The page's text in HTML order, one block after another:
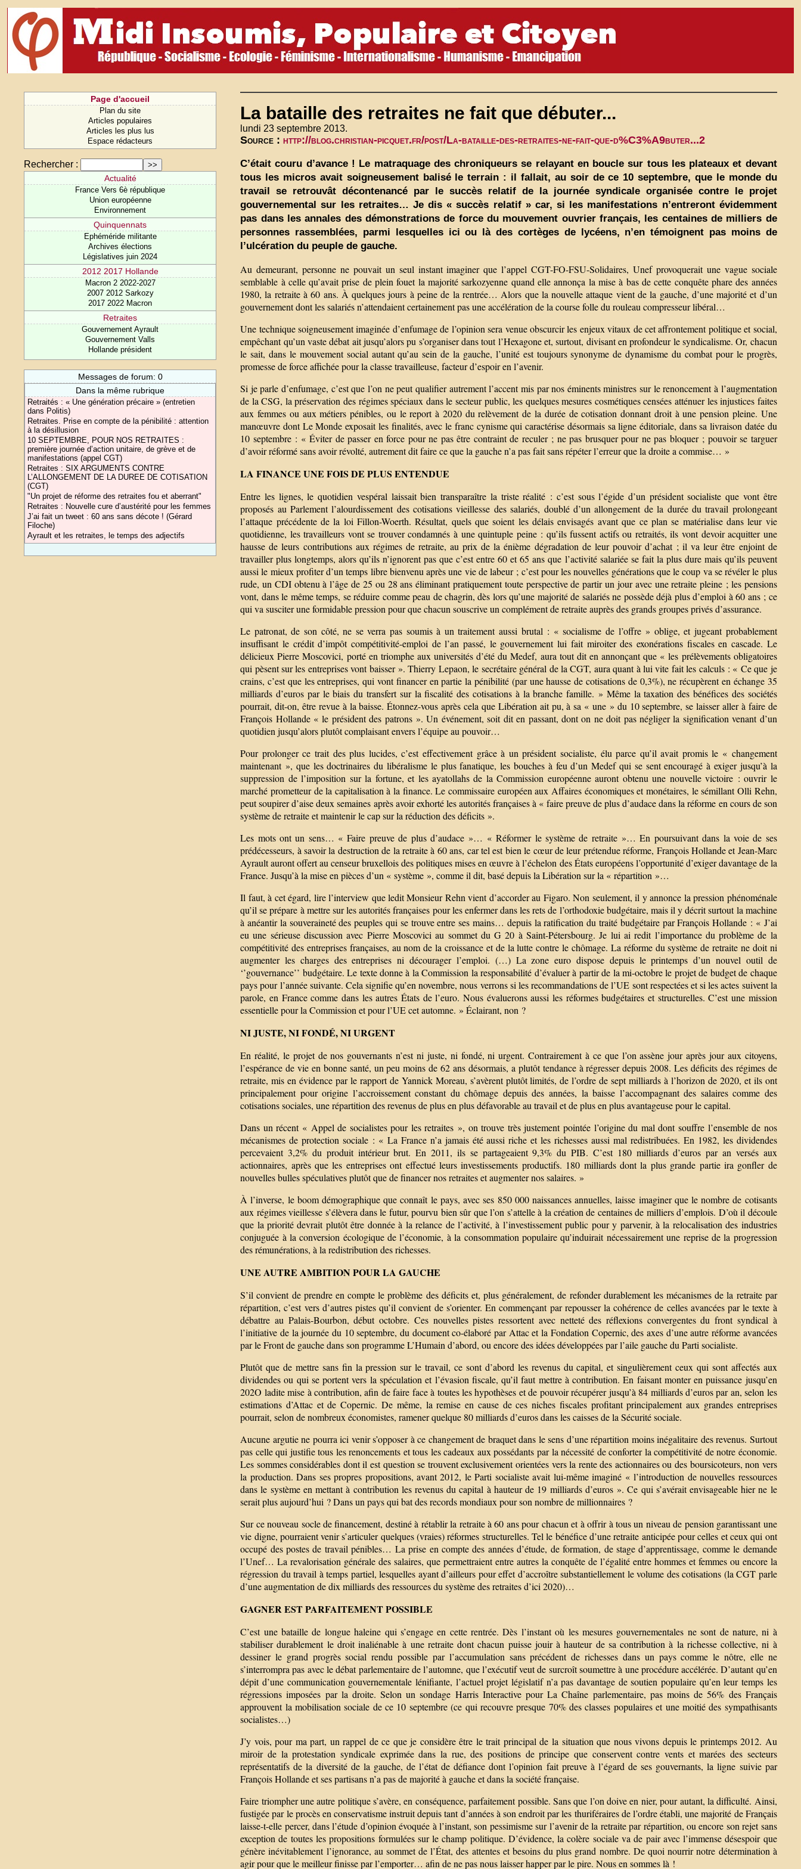
Page d'accueil
Plan du site
Articles populaires
Articles les plus lus
Espace rédacteurs
Rechercher :
Actualité
France Vers 6è république
Union européenne
Environnement
Quinquennats
Ephéméride militante
Archives élections
Législatives juin 2024
2012 2017 Hollande
Macron 2 2022-2027
2007 2012 Sarkozy
2017 2022 Macron
Retraites
Gouvernement Ayrault
Gouvernement Valls
Hollande président
Messages de forum: 0
Dans la même rubrique
Retraités : « Une génération précaire » (entretien
dans Politis)
Retraites. Prise en compte de la pénibilité : attention
à la désillusion
10 SEPTEMBRE, POUR NOS RETRAITES :
première journée d’action unitaire, de grève et de
manifestations (appel CGT)
Retraites : SIX ARGUMENTS CONTRE
L’ALLONGEMENT DE LA DUREE DE COTISATION
(CGT)
"Un projet de réforme des retraites fou et aberrant"
Retraites : Nouvelle cure d’austérité pour les femmes
J’ai fait un tweet : 60 ans sans décote ! (Gérard
Filoche)
Ayrault et les retraites, le temps des adjectifs
La bataille des retraites ne fait que débuter...
lundi 23 septembre 2013.
Source :http://blog.christian-picquet.fr/post/La-bataille-des-retraites-ne-fait-que-d%C3%A9buter...2
C’était couru d’avance ! Le matraquage des chroniqueurs se relayant en boucle sur tous les plateaux et devant
tous les micros avait soigneusement balisé le terrain : il fallait, au soir de ce 10 septembre, que le monde du
travail se retrouvât décontenancé par le succès relatif de la journée syndicale organisée contre le projet
gouvernemental sur les retraites… Je dis « succès relatif » car, si les manifestations n’entreront évidemment
pas dans les annales des démonstrations de force du mouvement ouvrier français, les centaines de milliers de
personnes rassemblées, parmi lesquelles ici ou là des cortèges de lycéens, n’en témoignent pas moins de
l’ulcération du peuple de gauche.
Au demeurant, personne ne pouvait un seul instant imaginer que l’appel CGT-FO-FSU-Solidaires, Unef provoquerait une vague sociale
semblable à celle qu’avait prise de plein fouet la majorité sarkozyenne quand elle annonça la mise à bas de cette conquête phare des années
1980, la retraite à 60 ans. À quelques jours à peine de la rentrée… Alors que la nouvelle attaque vient de la gauche, d’une majorité et d’un
gouvernement dont les salariés n’attendaient certainement pas une accélération de la course folle du rouleau compresseur libéral…
Une technique soigneusement imaginée d’enfumage de l’opinion sera venue obscurcir les enjeux vitaux de cet affrontement politique et social,
empêchant qu’un vaste débat ait jusqu’alors pu s’organiser dans tout l’Hexagone et, surtout, divisant en profondeur le syndicalisme. Or, chacun
le sait, dans le mouvement social autant qu’au sein de la gauche, l’unité est toujours synonyme de dynamisme du combat pour le progrès,
promesse de force affichée pour la classe travailleuse, facteur d’espoir en l’avenir.
Si je parle d’enfumage, c’est que l’on ne peut qualifier autrement l’accent mis par nos éminents ministres sur le renoncement à l’augmentation
de la CSG, la préservation des régimes spéciaux dans le secteur public, les quelques mesures cosmétiques censées atténuer les injustices faites
aux femmes ou aux métiers pénibles, ou le report à 2020 du relèvement de la durée de cotisation donnant droit à une pension pleine. Une
manœuvre dont Le Monde exposait les finalités, avec le franc cynisme qui caractérise désormais sa ligne éditoriale, dans sa livraison datée du
10 septembre : « Éviter de passer en force pour ne pas être contraint de reculer ; ne pas brusquer pour ne pas bloquer ; pouvoir se targuer
d’avoir réformé sans avoir révolté, autrement dit faire ce que la gauche n’a pas fait sans répéter l’erreur que la droite a commise… »
LA FINANCE UNE FOIS DE PLUS ENTENDUE
Entre les lignes, le quotidien vespéral laissait bien transparaître la triste réalité : c’est sous l’égide d’un président socialiste que vont être
proposés au Parlement l’alourdissement des cotisations vieillesse des salariés, doublé d’un allongement de la durée du travail prolongeant
l’attaque précédente de la loi Fillon-Woerth. Résultat, quels que soient les délais envisagés avant que ce plan se matérialise dans leur vie
quotidienne, les travailleurs vont se trouver condamnés à une quintuple peine : qu’ils fussent actifs ou retraités, ils vont devoir acquitter une
hausse de leurs contributions aux régimes de retraite, au prix de la énième dégradation de leur pouvoir d’achat ; il va leur être enjoint de
travailler plus longtemps, alors qu’ils n’ignorent pas que c’est entre 60 et 65 ans que l’activité salariée se fait la plus dure mais qu’ils peuvent
aussi le mieux profiter d’un temps libre bienvenu après une vie de labeur ; c’est pour les nouvelles générations que le coup va se révéler le plus
rude, un CDI obtenu à l’âge de 25 ou 28 ans éliminant pratiquement toute perspective de partir un jour avec une retraite pleine ; les pensions
vont, dans le même temps, se réduire comme peau de chagrin, dès lors qu’une majorité de salariés ne possède déjà plus d’emploi à 60 ans ; ce
qui va susciter une formidable pression pour que chacun souscrive un complément de retraite auprès des grands groupes privés d’assurance.
Le patronat, de son côté, ne se verra pas soumis à un traitement aussi brutal : « socialisme de l’offre » oblige, et jugeant probablement
insuffisant le crédit d’impôt compétitivité-emploi de l’an passé, le gouvernement lui fait miroiter des exonérations fiscales en cascade. Le
délicieux Pierre Moscovici, porté en triomphe aux universités d’été du Medef, aura tout dit en annonçant que « les prélèvements obligatoires
qui pèsent sur les entreprises vont baisser ». Thierry Lepaon, le secrétaire général de la CGT, aura quant à lui vite fait les calculs : « Ce que je
crains, c’est que les entreprises, qui vont financer en partie la pénibilité (par une hausse de cotisations de 0,3%), ne récupèrent en échange 35
milliards d’euros par le biais du transfert sur la fiscalité des cotisations à la branche famille. » Même la taxation des bénéfices des sociétés
pourrait, dit-on, être revue à la baisse. Étonnez-vous après cela que Libération ait pu, à sa « une » du 10 septembre, se laisser aller à faire de
François Hollande « le président des patrons ». Un événement, soit dit en passant, dont on ne doit pas négliger la signification venant d’un
quotidien jusqu’alors plutôt complaisant envers l’équipe au pouvoir…
Pour prolonger ce trait des plus lucides, c’est effectivement grâce à un président socialiste, élu parce qu’il avait promis le « changement
maintenant », que les doctrinaires du libéralisme le plus fanatique, les bouches à feu d’un Medef qui se sent encouragé à exiger jusqu’à la
suppression de l’imposition sur la fortune, et les ayatollahs de la Commission européenne auront obtenu une nouvelle victoire : ouvrir le
marché prometteur de la capitalisation à la finance. Le commissaire européen aux Affaires économiques et monétaires, le sémillant Olli Rehn,
peut soupirer d’aise deux semaines après avoir exhorté les autorités françaises à « faire preuve de plus d’audace dans la réforme en cours de son
système de retraite et maintenir le cap sur la réduction des déficits ».
Les mots ont un sens… « Faire preuve de plus d’audace »… « Réformer le système de retraite »… En poursuivant dans la voie de ses
prédécesseurs, à savoir la destruction de la retraite à 60 ans, car tel est bien le cœur de leur prétendue réforme, François Hollande et Jean-Marc
Ayrault auront offert au censeur bruxellois des politiques mises en œuvre à l’échelon des États européens l’opportunité d’exiger davantage de la
France. Jusqu’à la mise en pièces d’un « système », comme il dit, basé depuis la Libération sur la « répartition »…
Il faut, à cet égard, lire l’interview que ledit Monsieur Rehn vient d’accorder au Figaro. Non seulement, il y annonce la pression phénoménale
qu’il se prépare à mettre sur les autorités françaises pour les enfermer dans les rets de l’orthodoxie budgétaire, mais il y décrit surtout la machine
à anéantir la souveraineté des peuples qui se trouve entre ses mains… depuis la ratification du traité budgétaire par François Hollande : « J’ai
eu une sérieuse discussion avec Pierre Moscovici au sommet du G 20 à Saint-Pétersbourg. Je lui ai redit l’importance du problème de la
compétitivité des entreprises françaises, au nom de la croissance et de la lutte contre le chômage. La réforme du système de retraite ne doit ni
augmenter les charges des entreprises ni décourager l’emploi. (…) La zone euro dispose depuis le printemps d’un nouvel outil de
‘’gouvernance’’ budgétaire. Le texte donne à la Commission la responsabilité d’évaluer à partir de la mi-octobre le projet de budget de chaque
pays pour l’année suivante. Cela signifie qu’en novembre, nous verrons si les recommandations de l’UE sont respectées et si les actes suivent la
parole, en France comme dans les autres États de l’euro. Nous évaluerons aussi les réformes budgétaires et structurelles. C’est une mission
essentielle pour la Commission et pour l’UE cet automne. » Éclairant, non ?
NI JUSTE, NI FONDÉ, NI URGENT
En réalité, le projet de nos gouvernants n’est ni juste, ni fondé, ni urgent. Contrairement à ce que l’on assène jour après jour aux citoyens,
l’espérance de vie en bonne santé, un peu moins de 62 ans désormais, a plutôt tendance à régresser depuis 2008. Les déficits des régimes de
retraite, mis en évidence par le rapport de Yannick Moreau, s’avèrent plutôt limités, de l’ordre de sept milliards à l’horizon de 2020, et ils ont
principalement pour origine l’accroissement constant du chômage depuis des années, la baisse l’accompagnant des salaires comme des
cotisations sociales, une répartition des revenus de plus en plus défavorable au travail et de plus en plus avantageuse pour le capital.
Dans un récent « Appel de socialistes pour les retraites », on trouve très justement pointée l’origine du mal dont souffre l’ensemble de nos
mécanismes de protection sociale : « La France n’a jamais été aussi riche et les richesses aussi mal redistribuées. En 1982, les dividendes
percevaient 3,2% du produit intérieur brut. En 2011, ils se partageaient 9,3% du PIB. C’est 180 milliards d’euros par an versés aux
actionnaires, après que les entreprises ont effectué leurs investissements productifs. 180 milliards dont la plus grande partie ira gonfler de
nouvelles bulles spéculatives plutôt que de financer nos retraites et augmenter nos salaires. »
À l’inverse, le boom démographique que connaît le pays, avec ses 850 000 naissances annuelles, laisse imaginer que le nombre de cotisants
aux régimes vieillesse s’élèvera dans le futur, pourvu bien sûr que l’on s’attelle à la création de centaines de milliers d’emplois. D’où il découle
que la priorité devrait plutôt être donnée à la relance de l’activité, à l’investissement public pour y parvenir, à la relocalisation des industries
conjuguée à la conversion écologique de l’économie, à la consommation populaire qu’induirait nécessairement une reprise de la progression
des rémunérations, à la redistribution des richesses.
UNE AUTRE AMBITION POUR LA GAUCHE
S’il convient de prendre en compte le problème des déficits et, plus généralement, de refonder durablement les mécanismes de la retraite par
répartition, c’est vers d’autres pistes qu’il convient de s’orienter. En commençant par repousser la cohérence de celles avancées par le texte à
débattre au Palais-Bourbon, début octobre. Ces nouvelles pistes ressortent avec netteté des réflexions convergentes du front syndical à
l’initiative de la journée du 10 septembre, du document co-élaboré par Attac et la Fondation Copernic, des axes d’une autre réforme avancées
par le Front de gauche dans son programme L’Humain d’abord, ou encore des idées développées par l’aile gauche du Parti socialiste.
Plutôt que de mettre sans fin la pression sur le travail, ce sont d’abord les revenus du capital, et singulièrement ceux qui sont affectés aux
dividendes ou qui se portent vers la spéculation et l’évasion fiscale, qu’il faut mettre à contribution. En faisant monter en puissance jusqu’en
202O ladite mise à contribution, afin de faire face à toutes les hypothèses et de pouvoir récupérer jusqu’à 84 milliards d’euros par an, selon les
estimations d’Attac et de Copernic. De même, la remise en cause de ces niches fiscales profitant principalement aux grandes entreprises
pourrait, selon de nombreux économistes, ramener quelque 80 milliards d’euros dans les caisses de la Sécurité sociale.
Aucune argutie ne pourra ici venir s’opposer à ce changement de braquet dans le sens d’une répartition moins inégalitaire des revenus. Surtout
pas celle qui justifie tous les renoncements et tous les cadeaux aux possédants par la nécessité de conforter la compétitivité de notre économie.
Les sommes considérables dont il est question se trouvent exclusivement orientées vers la rente des actionnaires ou des boursicoteurs, non vers
la production. Dans ses propres propositions, avant 2012, le Parti socialiste avait lui-même imaginé « l’introduction de nouvelles ressources
dans le système en mettant à contribution les revenus du capital à hauteur de 19 milliards d’euros ». Ce qui s’avérait envisageable hier ne le
serait plus aujourd’hui ? Dans un pays qui bat des records mondiaux pour son nombre de millionnaires ?
Sur ce nouveau socle de financement, destiné à rétablir la retraite à 60 ans pour chacun et à offrir à tous un niveau de pension garantissant une
vie digne, pourraient venir s’articuler quelques (vraies) réformes structurelles. Tel le bénéfice d’une retraite anticipée pour celles et ceux qui ont
occupé des postes de travail pénibles… La prise en compte des années d’étude, de formation, de stage d’apprentissage, comme le demande
l’Unef… La revalorisation générale des salaires, que permettraient entre autres la conquête de l’égalité entre hommes et femmes ou encore la
régression du travail à temps partiel, lesquelles ayant d’ailleurs pour effet d’accroître substantiellement le volume des cotisations (la CGT parle
d’une augmentation de dix milliards des ressources du système des retraites d’ici 2020)…
GAGNER EST PARFAITEMENT POSSIBLE
C’est une bataille de longue haleine qui s’engage en cette rentrée. Dès l’instant où les mesures gouvernementales ne sont de nature, ni à
stabiliser durablement le droit inaliénable à une retraite dont chacun puisse jouir à hauteur de sa contribution à la richesse collective, ni à
dessiner le grand progrès social rendu possible par l’accumulation sans précédent de richesses dans un pays comme le nôtre, elle ne
s’interrompra pas avec le débat parlementaire de l’automne, que l’exécutif veut de surcroît soumettre à une procédure accélérée. D’autant qu’en
dépit d’une communication gouvernementale lénifiante, l’actuel projet législatif n’a pas davantage de soutien populaire qu’en leur temps les
régressions imposées par la droite. Selon un sondage Harris Interactive pour La Chaîne parlementaire, pas moins de 56% des Français
approuvent la mobilisation sociale de ce 10 septembre (ce qui recouvre presque 70% des classes populaires et une moitié des sympathisants
socialistes…)
J’y vois, pour ma part, un rappel de ce que je considère être le trait principal de la situation que nous vivons depuis le printemps 2012. Au
miroir de la protestation syndicale exprimée dans la rue, des positions de principe que conservent contre vents et marées des secteurs
représentatifs de la diversité de la gauche, de l’état de défiance dont l’opinion fait preuve à l’égard de ses gouvernants, la ligne suivie par
François Hollande et ses partisans n’a pas de majorité à gauche et dans la société française.
Faire triompher une autre politique s’avère, en conséquence, parfaitement possible. Sans que l’on doive en nier, pour autant, la difficulté. Ainsi,
fustigée par le procès en conservatisme instruit depuis tant d’années à son endroit par les thuriféraires de l’ordre établi, une majorité de Français
laisse-t-elle percer, dans l’étude d’opinion évoquée à l’instant, son pessimisme sur l’avenir de la retraite par répartition, ou encore son rejet sans
exception de toutes les propositions formulées sur le champ politique. D’évidence, la colère sociale va de pair avec l’immense désespoir que
génère inévitablement l’ignorance, au sommet de l’État, des attentes et besoins du plus grand nombre. De quoi nourrir notre détermination à
agir pour que le meilleur finisse par l’emporter… afin de ne pas nous laisser happer par le pire. Nous en sommes là !